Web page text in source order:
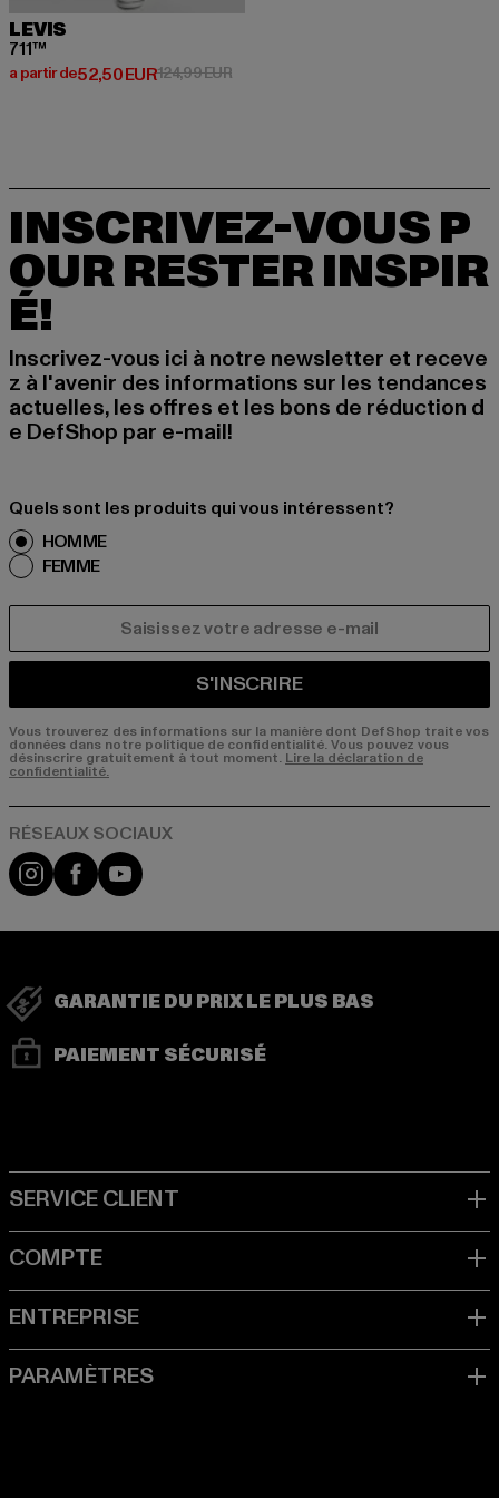
LEVIS
711™
a partir de52,50 EUR
Prix courant: A partir de 52,50 EUR
124,99 EURPrix en promotion: 124,99 EUR
INSCRIVEZ-VOUS P
OUR RESTER INSPIR
É!
Inscrivez-vous ici à notre newsletter et receve
z à l'avenir des informations sur les tendances
actuelles, les offres et les bons de réduction d
e DefShop par e-mail!
Quels sont les produits qui vous intéressent?
HOMME
FEMME
S'INSCRIRE
Vous trouverez des informations sur la manière dont DefShop traite vos
données dans notre politique de confidentialité. Vous pouvez vous
désinscrire gratuitement à tout moment. Lire la déclaration de
confidentialité.
Visit our Instagram page:
Visit our Facebook page:
Visit our YouTube channel:
GARANTIE DU PRIX LE PLUS BAS
PAIEMENT SÉCURISÉ